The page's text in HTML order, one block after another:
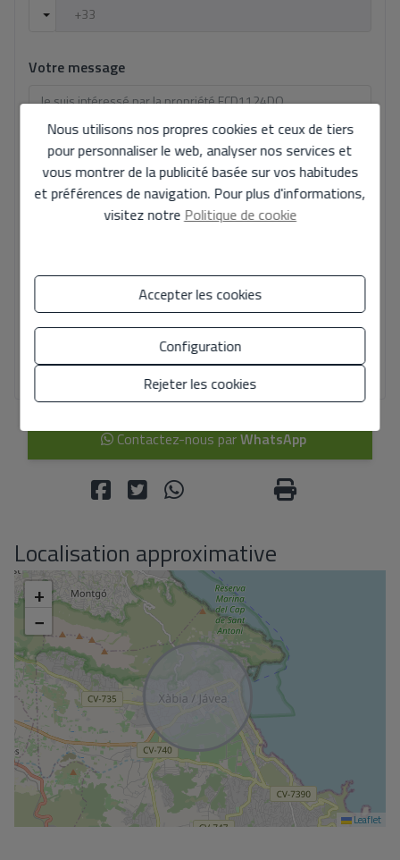
Votre message
Informations de base sur la protection des données fondées sur le
règlement européen sur la protection des données (UE) 2016/679
confidentialité
J'accepte les envois commerciaux
Envoyer la demande
Contactez-nous parWhatsApp
Localisation approximative
+
−
Leaflet
Nous utilisons nos propres cookies et ceux de tiers
pour personnaliser le web, analyser nos services et
vous montrer de la publicité basée sur vos habitudes
et préférences de navigation. Pour plus d'informations,
visitez notre Politique de cookie
Accepter les cookies
Configuration
Rejeter les cookies